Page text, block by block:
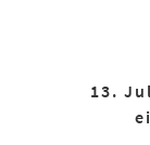
13.